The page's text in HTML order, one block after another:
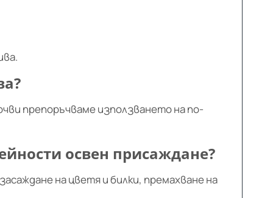
препоръчваме използването на по-
освен присаждане?
на цветя и билки, премахване на